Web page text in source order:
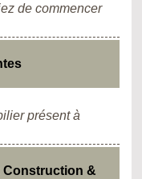
de commencer
présent à
Construction &